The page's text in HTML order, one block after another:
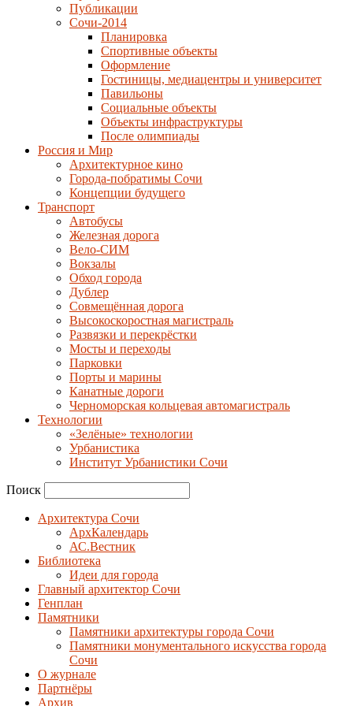
Публикации
Сочи-2014
Планировка
Спортивные объекты
Оформление
Гостиницы, медиацентры и университет
Павильоны
Социальные объекты
Объекты инфраструктуры
После олимпиады
Россия и Мир
Архитектурное кино
Города-побратимы Сочи
Концепции будущего
Транспорт
Автобусы
Железная дорога
Вело-СИМ
Вокзалы
Обход города
Дублер
Совмещённая дорога
Высокоскоростная магистраль
Развязки и перекрёстки
Мосты и переходы
Парковки
Порты и марины
Канатные дороги
Черноморская кольцевая автомагистраль
Технологии
«Зелёные» технологии
Урбанистика
Институт Урбанистики Сочи
Поиск
Архитектура Сочи
АрхКалендарь
АС.Вестник
Библиотека
Идеи для города
Главный архитектор Сочи
Генплан
Памятники
Памятники архитектуры города Сочи
Памятники монументального искусства города
Сочи
О журнале
Партнёры
Архив